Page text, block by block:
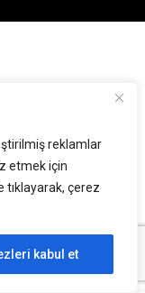
reklamlar
etmek için
tıklayarak, çerez
kabul et